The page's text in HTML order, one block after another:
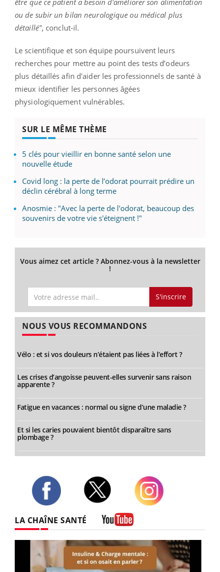
ou de subir un bilan neurologique ou médical plus
détaillé", conclut-il.
Le scientifique et son équipe poursuivent leurs
recherches pour mettre au point des tests d’odeurs
plus détaillés afin d'aider les professionnels de santé à
mieux identifier les personnes âgées
physiologiquement vulnérables.
SUR LE MÊME THÈME
5 clés pour vieillir en bonne santé selon une
nouvelle étude
Covid long : la perte de l’odorat pourrait prédire un
déclin cérébral à long terme
Anosmie : "Avec la perte de l'odorat, beaucoup des
souvenirs de votre vie s'éteignent !"
Vous aimez cet article ? Abonnez-vous à la newsletter
!
S'inscrire
NOUS VOUS RECOMMANDONS
Vélo : et si vos douleurs n’étaient pas liées à l’effort ?
Les crises d’angoisse peuvent-elles survenir sans raison
apparente ?
Fatigue en vacances : normal ou signe d’une maladie ?
Et si les caries pouvaient bientôt disparaître sans
plombage ?
LA CHAÎNE SANTÉ